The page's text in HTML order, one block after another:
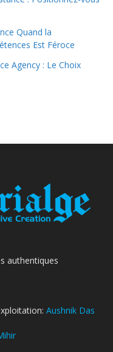
Quand la
Est Féroce
Agency : Le Choix
authentiques
Aushnik Das